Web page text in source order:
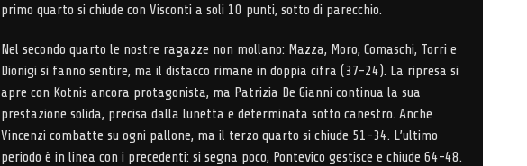
primo quarto si chiude con Visconti a soli 10 punti, sotto di parecchio.
Nel secondo quarto le nostre ragazze non mollano: Mazza, Moro, Comaschi, Torri e
Dionigi si fanno sentire, ma il distacco rimane in doppia cifra (37-24). La ripresa si
apre con Kotnis ancora protagonista, ma Patrizia De Gianni continua la sua
prestazione solida, precisa dalla lunetta e determinata sotto canestro. Anche
Vincenzi combatte su ogni pallone, ma il terzo quarto si chiude 51-34. L’ultimo
periodo è in linea con i precedenti: si segna poco, Pontevico gestisce e chiude 64-48.